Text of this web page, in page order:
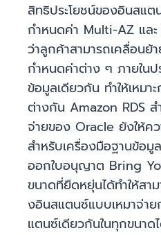
สิทธิประโยชน์ของอินสแต
กำหนดค่า Multi-AZ แล
ว่าลูกค้าสามารถเคลื่อนย้
กำหนดค่าต่าง ๆ ภายใน
ข้อมูลเดียวกัน ทำให้เหม
ต่างกัน Amazon RDS
จ่ายของ Oracle ยังให้ค
สำหรับเครื่องมือฐานข้อ
ออกใบอนุญาต Bring
ขนาดที่ยืดหยุ่นได้ทำให้สา
งอินสแตนซ์แบบเหมาจ่า
แตนซ์เดียวกันในทุกขนาด